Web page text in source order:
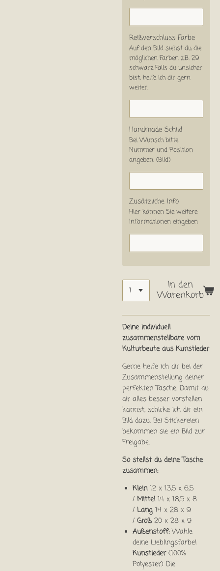
Reißverschluss Farbe
Auf den Bild siehst du die
möglichen Farben z.B. 29
schwarz Falls du unsicher
bist, helfe ich dir gern
weiter.
Handmade Schild
Bei Wunsch bitte
Nummer und Position
angeben. (Bild)
Zusätzliche Info
Hier können Sie weitere
Informationen eingeben
In den
Warenkorb
Deine individuell
zusammenstellbare vom
Kulturbeute aus Kunstleder
Gerne helfe ich dir bei der
Zusammenstellung deiner
perfekten Tasche. Damit du
dir alles besser vorstellen
kannst, schicke ich dir ein
Bild dazu. Bei Stickereien
bekommen sie ein Bild zur
Freigabe.
So stellst du deine Tasche
zusammen:
Klein12 x 13,5 x 6,5
/ Mittel14 x 18,5 x 8
/ Lang 14 x 28 x 9
/ Groß20 x 28 x 9
Außenstoff:Wähle
deine Lieblingsfarbe!
Kunstleder(100%
Polyester) Die